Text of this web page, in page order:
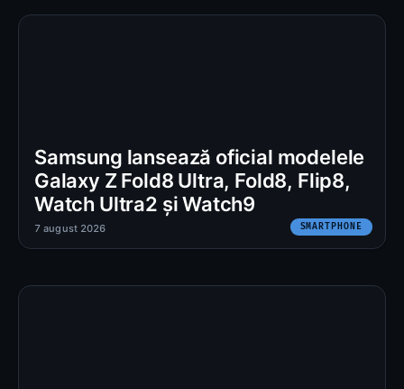
Samsung lansează oficial modelele
Galaxy Z Fold8 Ultra, Fold8, Flip8,
Watch Ultra2 și Watch9
SMARTPHONE
7 august 2026